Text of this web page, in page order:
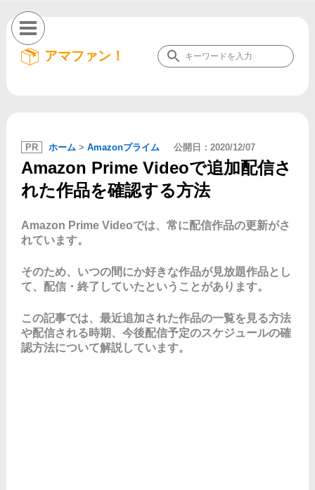
アマファン！
PR ホーム > Amazonプライム 公開日： 2020/12/07
Amazon Prime Videoで追加配信さ
れた作品を確認する方法
Amazon Prime Videoでは、常に配信作品の更新がさ
れています。
そのため、いつの間にか好きな作品が見放題作品とし
て、配信・終了していたということがあります。
この記事では、最近追加された作品の一覧を見る方法
や配信される時期、今後配信予定のスケジュールの確
認方法について解説しています。